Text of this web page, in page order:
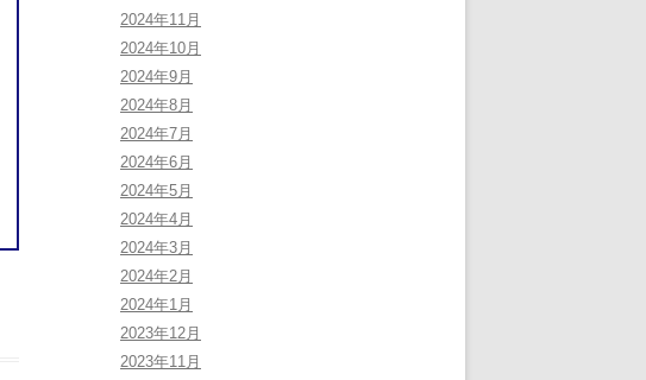
2024年11月
2024年10月
2024年9月
2024年8月
2024年7月
2024年6月
2024年5月
2024年4月
2024年3月
2024年2月
2024年1月
2023年12月
2023年11月